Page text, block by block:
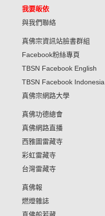
我要皈依
與我們聯絡
真佛宗資訊站臉書群組
Facebook粉絲專頁
TBSN Facebook English
TBSN Facebook Indonesia
真佛宗網路大學
真佛功德總會
真佛網路直播
西雅圖雷藏寺
彩虹雷藏寺
台灣雷藏寺
真佛報
燃燈雜誌